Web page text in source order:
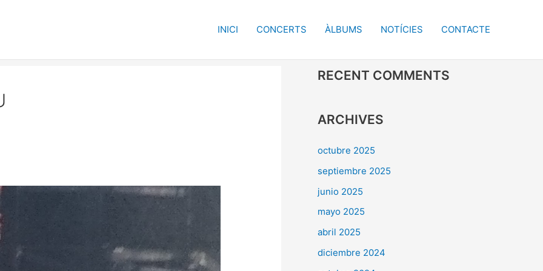
INICI CONCERTS ÀLBUMS NOTÍCIES CONTACTE
RECENT COMMENTS
ARCHIVES
octubre 2025
septiembre 2025
junio 2025
mayo 2025
abril 2025
diciembre 2024